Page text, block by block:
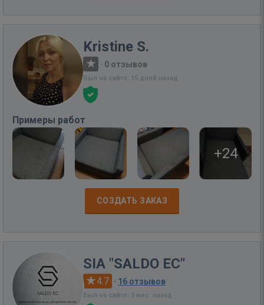
Kristine S.
· 0 отзывов
Был на сайте: 15 дней назад
Примеры работ
+24
СОЗДАТЬ ЗАКАЗ
SIA "SALDO EC"
4.7 · 16 отзывов
Был на сайте: 3 мес. назад